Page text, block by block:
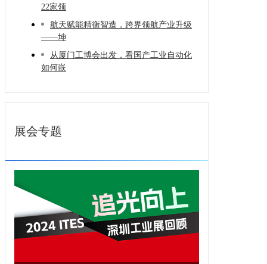
22家领
航天赋能精衡智造，跨界领航产业升级
——坤
从厦门工博会出发，看国产工业自动化
如何嵌
展会专题